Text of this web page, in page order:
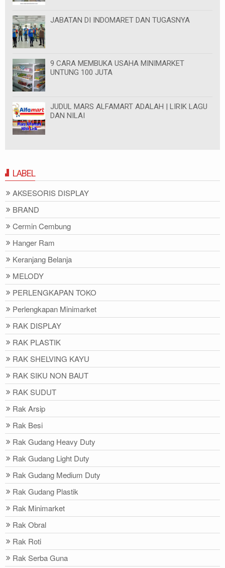
JABATAN DI INDOMARET DAN TUGASNYA
9 CARA MEMBUKA USAHA MINIMARKET
UNTUNG 100 JUTA
JUDUL MARS ALFAMART ADALAH | LIRIK LAGU
DAN NILAI
LABEL
AKSESORIS DISPLAY
BRAND
Cermin Cembung
Hanger Ram
Keranjang Belanja
MELODY
PERLENGKAPAN TOKO
Perlengkapan Minimarket
RAK DISPLAY
RAK PLASTIK
RAK SHELVING KAYU
RAK SIKU NON BAUT
RAK SUDUT
Rak Arsip
Rak Besi
Rak Gudang Heavy Duty
Rak Gudang Light Duty
Rak Gudang Medium Duty
Rak Gudang Plastik
Rak Minimarket
Rak Obral
Rak Roti
Rak Serba Guna